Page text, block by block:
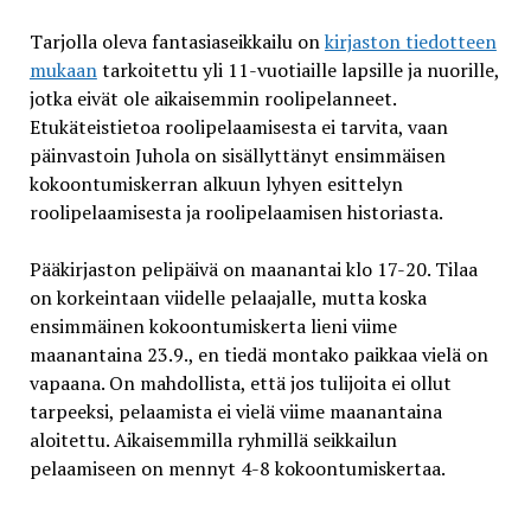
Tarjolla oleva fantasiaseikkailu onkirjaston tiedotteen
mukaantarkoitettu yli 11-vuotiaille lapsille ja nuorille,
jotka eivät ole aikaisemmin roolipelanneet.
Etukäteistietoa roolipelaamisesta ei tarvita, vaan
päinvastoin Juhola on sisällyttänyt ensimmäisen
kokoontumiskerran alkuun lyhyen esittelyn
roolipelaamisesta ja roolipelaamisen historiasta.
Pääkirjaston pelipäivä on maanantai klo 17-20. Tilaa
on korkeintaan viidelle pelaajalle, mutta koska
ensimmäinen kokoontumiskerta lieni viime
maanantaina 23.9., en tiedä montako paikkaa vielä on
vapaana. On mahdollista, että jos tulijoita ei ollut
tarpeeksi, pelaamista ei vielä viime maanantaina
aloitettu. Aikaisemmilla ryhmillä seikkailun
pelaamiseen on mennyt 4-8 kokoontumiskertaa.